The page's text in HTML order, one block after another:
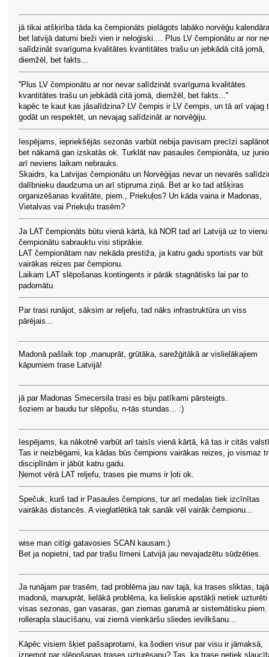
jā tikai atšķirība tāda ka čempionāts pielāgots labāko norvēģu
bet latvijā datumi bieži vien ir neloģiski.... Plus LV čempionātu ar nor
salīdzināt svarīguma kvalitātes kvantitātes trašu un jebkādā citā jomā,
diemžēl, bet fakts...
''Plus LV čempionātu ar nor nevar salīdzināt svarīguma kvalitātes
kvantitātes trašu un jebkādā citā jomā, diemžēl, bet fakts...''
kapēc te kaut kas jāsalīdzina? LV čempis ir LV čempis, un tā arī vajag
godāt un respektēt, un nevajag salīdzināt ar norvēģiju.
Iespējams, iepriekšējās sezonās varbūt nebija pavisam precīzi
bet nākamā gan izskatās ok. Turklāt nav pasaules čempionāta, uz
arī neviens laikam nebrauks.
Skaidrs, ka Latvijas čempionātu un Norvēģijas nevar un nevarēs
dalībnieku daudzuma un arī stipruma ziņā. Bet ar ko tad atšķiras
organizēšanas kvalitāte, piem., Priekuļos? Un kāda vaina ir Madonas,
Vietalvas vai Priekuļu trasēm?
Ja LAT čempionāts būtu vienā kārtā, kā NOR tad arī Latvijā uz to vienu
čempionātu sabrauktu visi stiprākie.
LAT čempionātam nav nekāda prestiža, ja katru gadu sportists var būt
vairākas reizes par čempionu.
Laikam LAT slēpošanas kontingents ir pārāk stagnātisks lai par to
padomātu.
Par trasi runājot, sāksim ar reljefu, tad nāks infrastruktūra un viss
pārējais...
Madonā pašlaik top ,manuprāt, grūtāka, sarežģitākā ar vislielākajiem
kāpumiem trase Latvijā!
jā par Madonas Smecersila trasi es biju patīkami pārsteigts.
šoziem ar baudu tur slēpošu, n-tās stundas... :)
Iespējams, ka nākotnē varbūt arī taisīs vienā kārtā, kā tas ir citās
Tas ir neizbēgami, ka kādas būs čempions vairākas reizes, jo vismaz
disciplīnām ir jābūt katru gadu.
Ņemot vērā LAT reljefu, trases pie mums ir ļoti ok.
Spečuk, kurš tad ir Pasaules čempions, tur arī medaļas tiek izcīnītas
vairākās distancēs. A vieglatlētikā tak sanāk vēl vairāk čempionu...
wise man citīgi gatavosies SCAN kausam:)
Bet ja nopietni, tad par trašu līmeni Latvijā jau nevajadzētu sūdzēties.
Ja runājam par trasēm, tad problēma jau nav tajā, ka trases sliktas,
madonā, manuprāt, lielākā problēma, ka lieliskie apstākļi netiek uzturēti
visas sezonas, gan vasaras, gan ziemas garumā ar sistemātisku piem.
rollerapļa slaucīšanu, vai ziemā vienkāršu sliedes ievilkšanu...
Kāpēc visiem šķiet pašsaprotami, ka šodien visur par visu ir jāmaksā,
izņemot par slēpošanas trases uzturēsanu? Tas, ka trase netiek